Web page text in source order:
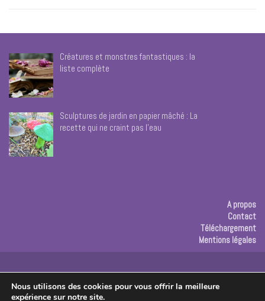
Créatures et monstres fantastiques : la
liste complète
Sculptures de jardin en papier mâché : La
recette qui ne craint pas l’eau
A propos
Contact
Téléchargement
Mentions légales
Nous utilisons des cookies pour vous offrir la meilleure
expérience sur notre site.